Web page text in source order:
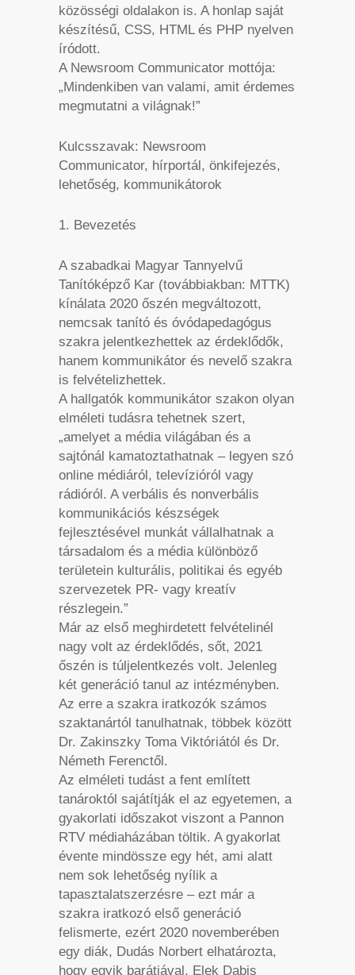
közösségi oldalakon is. A honlap saját
készítésű, CSS, HTML és PHP nyelven
íródott.
A Newsroom Communicator mottója:
„Mindenkiben van valami, amit érdemes
megmutatni a világnak!”
Kulcsszavak: Newsroom
Communicator, hírportál, önkifejezés,
lehetőség, kommunikátorok
1. Bevezetés
A szabadkai Magyar Tannyelvű
Tanítóképző Kar (továbbiakban: MTTK)
kínálata 2020 őszén megváltozott,
nemcsak tanító és óvódapedagógus
szakra jelentkezhettek az érdeklődők,
hanem kommunikátor és nevelő szakra
is felvételizhettek.
A hallgatók kommunikátor szakon olyan
elméleti tudásra tehetnek szert,
„amelyet a média világában és a
sajtónál kamatoztathatnak – legyen szó
online médiáról, televízióról vagy
rádióról. A verbális és nonverbális
kommunikációs készségek
fejlesztésével munkát vállalhatnak a
társadalom és a média különböző
területein kulturális, politikai és egyéb
szervezetek PR- vagy kreatív
részlegein.”
Már az első meghirdetett felvételinél
nagy volt az érdeklődés, sőt, 2021
őszén is túljelentkezés volt. Jelenleg
két generáció tanul az intézményben.
Az erre a szakra iratkozók számos
szaktanártól tanulhatnak, többek között
Dr. Zakinszky Toma Viktóriától és Dr.
Németh Ferenctől.
Az elméleti tudást a fent említett
tanároktól sajátítják el az egyetemen, a
gyakorlati időszakot viszont a Pannon
RTV médiaházában töltik. A gyakorlat
évente mindössze egy hét, ami alatt
nem sok lehetőség nyílik a
tapasztalatszerzésre – ezt már a
szakra iratkozó első generáció
felismerte, ezért 2020 novemberében
egy diák, Dudás Norbert elhatározta,
hogy egyik barátjával, Elek Dabis